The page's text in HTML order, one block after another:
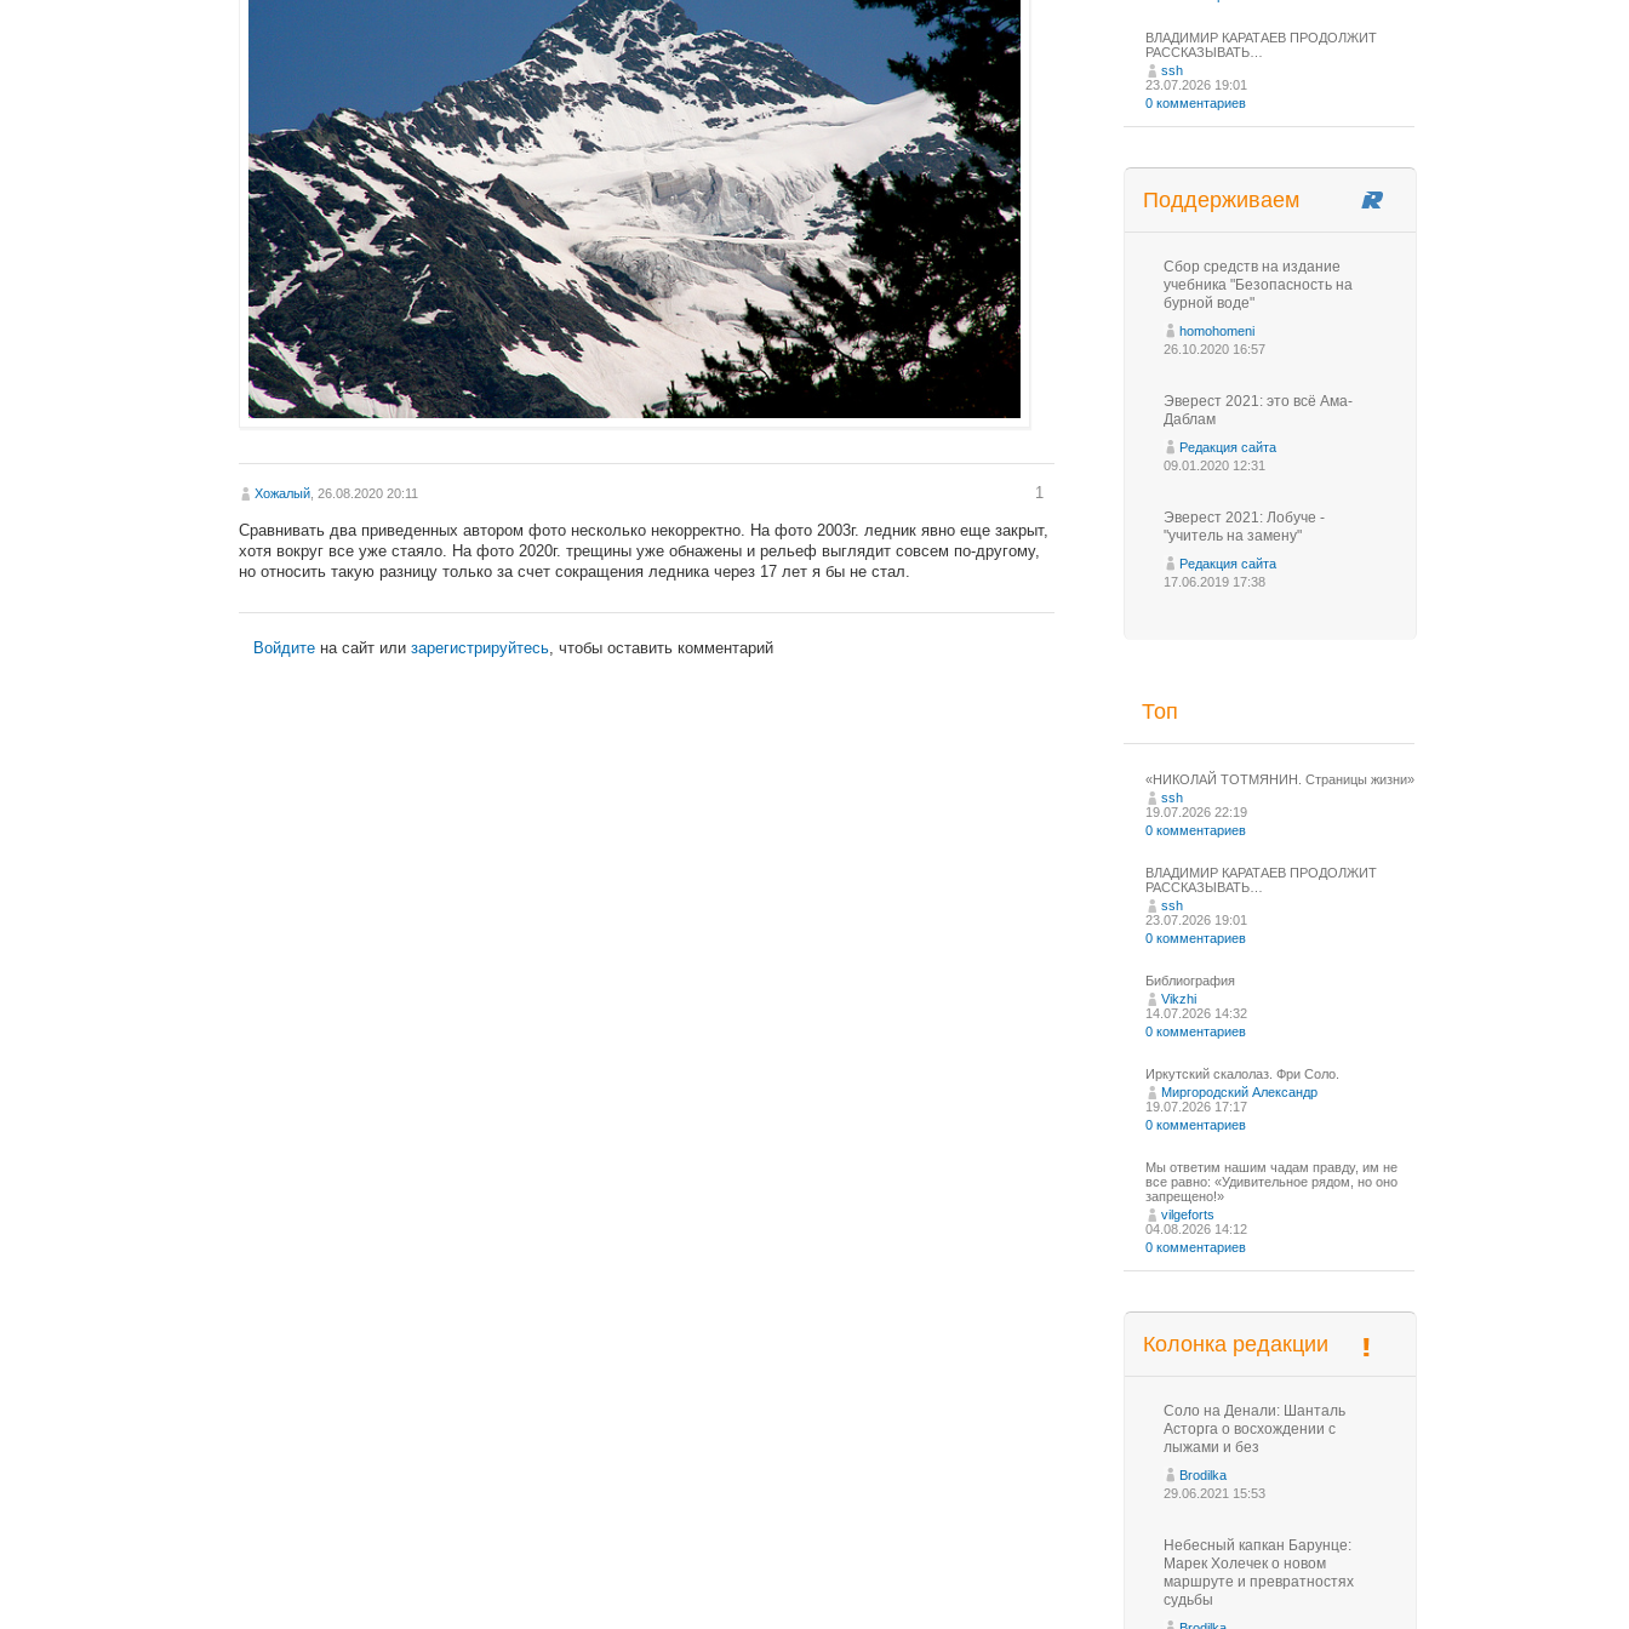
Хожалый, 26.08.2020 20:11 1
Сравнивать два приведенных автором фото несколько некорректно. На фото 2003г. ледник явно еще закрыт,
хотя вокруг все уже стаяло. На фото 2020г. трещины уже обнажены и рельеф выглядит совсем по-другому,
но относить такую разницу только за счет сокращения ледника через 17 лет я бы не стал.
Войдите на сайт или зарегистрируйтесь, чтобы оставить комментарий
ВЛАДИМИР КАРАТАЕВ ПРОДОЛЖИТ
РАССКАЗЫВАТЬ…
ssh
23.07.2026 19:01
0 комментариев
Поддерживаем
Сбор средств на издание
учебника "Безопасность на
бурной воде"
homohomeni
26.10.2020 16:57
Эверест 2021: это всё Ама-
Даблам
Редакция сайта
09.01.2020 12:31
Эверест 2021: Лобуче -
"учитель на замену"
Редакция сайта
17.06.2019 17:38
Топ
«НИКОЛАЙ ТОТМЯНИН. Страницы жизни»
ssh
19.07.2026 22:19
0 комментариев
ВЛАДИМИР КАРАТАЕВ ПРОДОЛЖИТ
РАССКАЗЫВАТЬ…
ssh
23.07.2026 19:01
0 комментариев
Библиография
Vikzhi
14.07.2026 14:32
0 комментариев
Иркутский скалолаз. Фри Соло.
Миргородский Александр
19.07.2026 17:17
0 комментариев
Мы ответим нашим чадам правду, им не
все равно: «Удивительное рядом, но оно
запрещено!»
vilgeforts
04.08.2026 14:12
0 комментариев
Колонка редакции
Соло на Денали: Шанталь
Асторга о восхождении с
лыжами и без
Brodilka
29.06.2021 15:53
Небесный капкан Барунце:
Марек Холечек о новом
маршруте и превратностях
судьбы